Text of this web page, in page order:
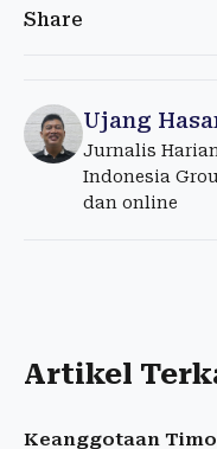
Share
Ujang
Jurnalis
Indonesia
dan online
Artikel
Keanggotaan